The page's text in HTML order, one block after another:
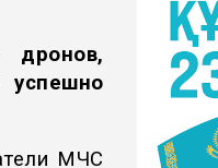
успешно
МЧС